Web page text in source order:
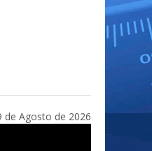
de Agosto de 2026